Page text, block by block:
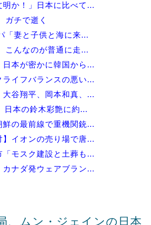
相互RSS
明か！」日本に比べて...
ガチで逝く
「妻と子供と海に来...
こんなのが普通に走...
日本が密かに韓国から...
ライフバランスの悪い...
大谷翔平、岡本和真、...
日本の鈴木彩艶に約...
鮮の最前線で重機関銃...
】イオンの売り場で唐...
「モスク建設と土葬も...
カナダ発ウェアブラン...
相互RSS
、ムン・ジェインの日本